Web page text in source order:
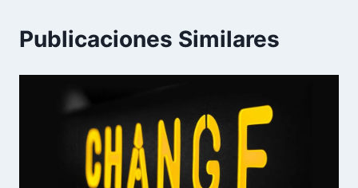
Publicaciones Similares